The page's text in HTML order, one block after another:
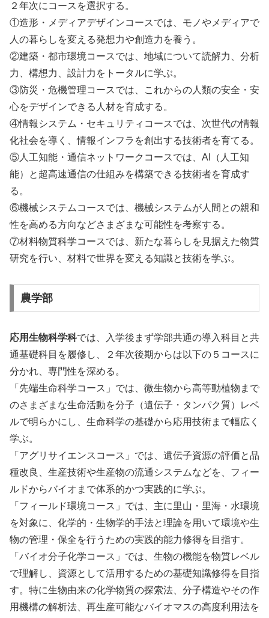
２年次にコースを選択する。
①造形・メディアデザインコースでは、モノやメディアで
人の暮らしを変える発想力や創造力を養う。
②建築・都市環境コースでは、地域について読解力、分析
力、構想力、設計力をトータルに学ぶ。
③防災・危機管理コースでは、これからの人類の安全・安
心をデザインできる人材を育成する。
④情報システム・セキュリティコースでは、次世代の情報
化社会を導く、情報インフラを創出する技術者を育てる。
⑤人工知能・通信ネットワークコースでは、AI（人工知
能）と超高速通信の仕組みを構築できる技術者を育成す
る。
⑥機械システムコースでは、機械システムが人間との親和
性を高める方向などさまざまな可能性を考察する。
⑦材料物質科学コースでは、新たな暮らしを見据えた物質
研究を行い、材料で世界を変える知識と技術を学ぶ。
農学部
応用生物科学科では、入学後まず学部共通の導入科目と共
通基礎科目を履修し、２年次後期からは以下の５コースに
分かれ、専門性を深める。
「先端生命科学コース」では、微生物から高等動植物まで
のさまざまな生命活動を分子（遺伝子・タンパク質）レベ
ルで明らかにし、生命科学の基礎から応用技術まで幅広く
学ぶ。
「アグリサイエンスコース」では、遺伝子資源の評価と品
種改良、生産技術や生産物の流通システムなどを、フィー
ルドからバイオまで体系的かつ実践的に学ぶ。
「フィールド環境コース」では、主に里山・里海・水環境
を対象に、化学的・生物学的手法と理論を用いて環境や生
物の管理・保全を行うための実践的能力修得を目指す。
「バイオ分子化学コース」では、生物の機能を物質レベル
で理解し、資源として活用するための基礎知識修得を目指
す。特に生物由来の化学物質の探索法、分子構造やその作
用機構の解析法、再生産可能なバイオマスの高度利用法を